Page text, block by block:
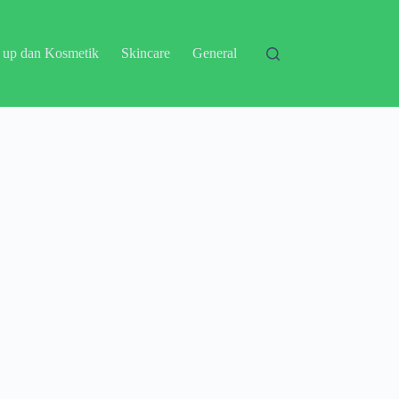
dan Kosmetik Skincare General